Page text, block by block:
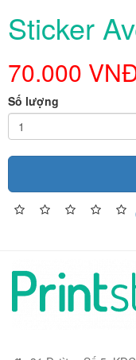
Sticker
70.000
Số lượng